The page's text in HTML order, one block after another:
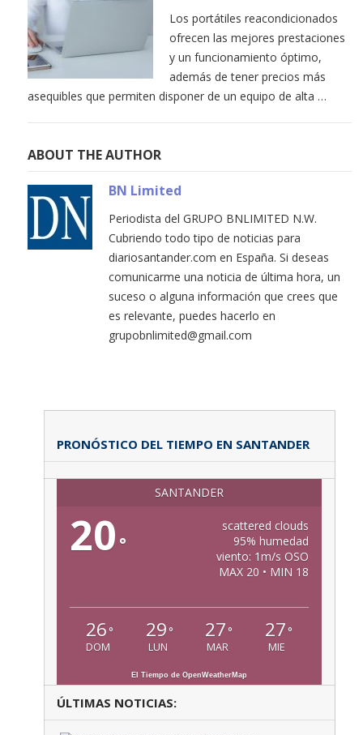
Los portátiles reacondicionados
ofrecen las mejores prestaciones
y un funcionamiento óptimo,
además de tener precios más
asequibles que permiten disponer de un equipo de alta …
ABOUT THE AUTHOR
BN Limited
Periodista del GRUPO BNLIMITED N.W.
Cubriendo todo tipo de noticias para
diariosantander.com en España. Si deseas
comunicarme una noticia de última hora, un
suceso o alguna información que crees que
es relevante, puedes hacerlo en
grupobnlimited@gmail.com
PRONÓSTICO DEL TIEMPO EN SANTANDER
SANTANDER
20 °
scattered clouds
95% humedad
viento: 1m/s OSO
MAX 20 • MIN 18
26 °
DOM
29 °
LUN
27 °
MAR
27 °
MIE
El Tiempo de OpenWeatherMap
ÚLTIMAS NOTICIAS: